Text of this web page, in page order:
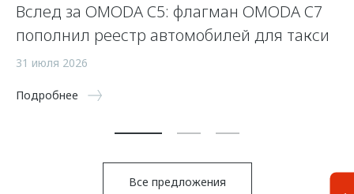
Вслед за OMODA C5: флагман OMODA C7
пополнил реестр автомобилей для такси
31 июля 2026
Подробнее
Все предложения